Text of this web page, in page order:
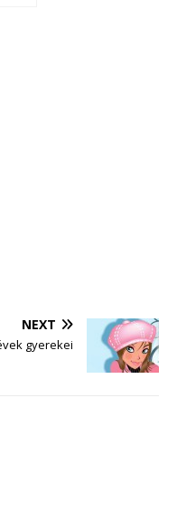
NEXT
gyerekei